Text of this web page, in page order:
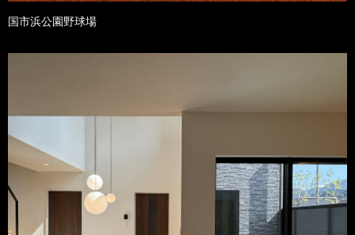
国市浜公園野球場